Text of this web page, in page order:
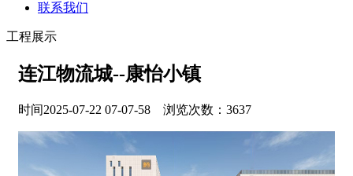
联系我们
工程展示
连江物流城--康怡小镇
时间2025-07-22 07-07-58 浏览次数：3637